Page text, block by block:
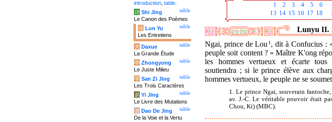
1 2 3 4 5 6
13 14 15 16 17 18
Lunyu II.
Ngai, prince de Lou 1 , dit à Confucius :
peuple soit content ? » Maître K'ong
les hommes vertueux et écarte
soutiendra ; si le prince élève aux
hommes vertueux, le peuple ne se
1. Le prince Ngai, souverain
av. J.-C. Le véritable pouvoir était
Chou, Ki) (MBC).
introduction table
table
诗 Shi Jing
Le Canon des Poèmes
table
论 Lun Yu
Les Entretiens
table
大 Daxue
La Grande Étude
table
中 Zhongyong
Le Juste Milieu
table
字 San Zi Jing
Les Trois Caractères
table
易 Yi Jing
Le Livre des Mutations
table
道 Dao De Jing
De la Voie et la Vertu